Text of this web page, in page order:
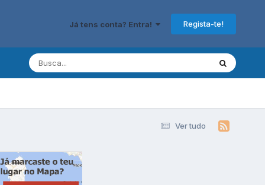
Já tens conta? Entra! Regista-te!
Ver tudo